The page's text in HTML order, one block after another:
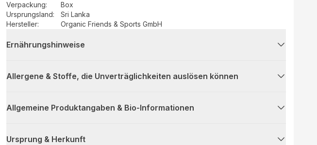
Verpackung:
Box
Ursprungsland:
Sri Lanka
Hersteller: Organic Friends & Sports GmbH
Ernährungshinweise
Allergene & Stoffe, die Unverträglichkeiten auslösen können
Allgemeine Produktangaben & Bio-Informationen
Ursprung & Herkunft